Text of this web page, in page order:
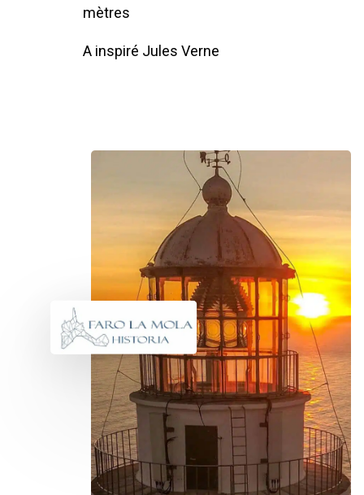
mètres
A inspiré Jules Verne